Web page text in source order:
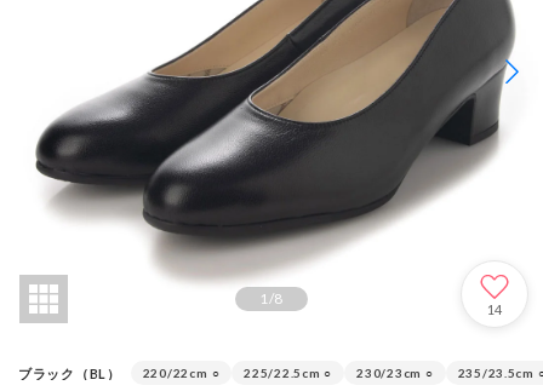
1/8
14
ブラック（BL） 220/22cm ○ 225/22.5cm ○ 230/23cm ○ 235/23.5cm